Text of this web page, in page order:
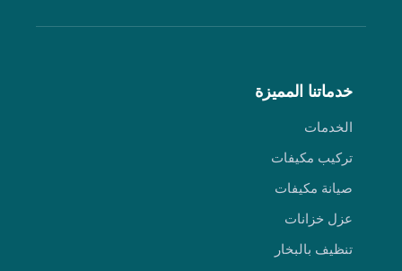
خدماتنا المميزة
الخدمات
تركيب مكيفات
صيانة مكيفات
عزل خزانات
تنظيف بالبخار